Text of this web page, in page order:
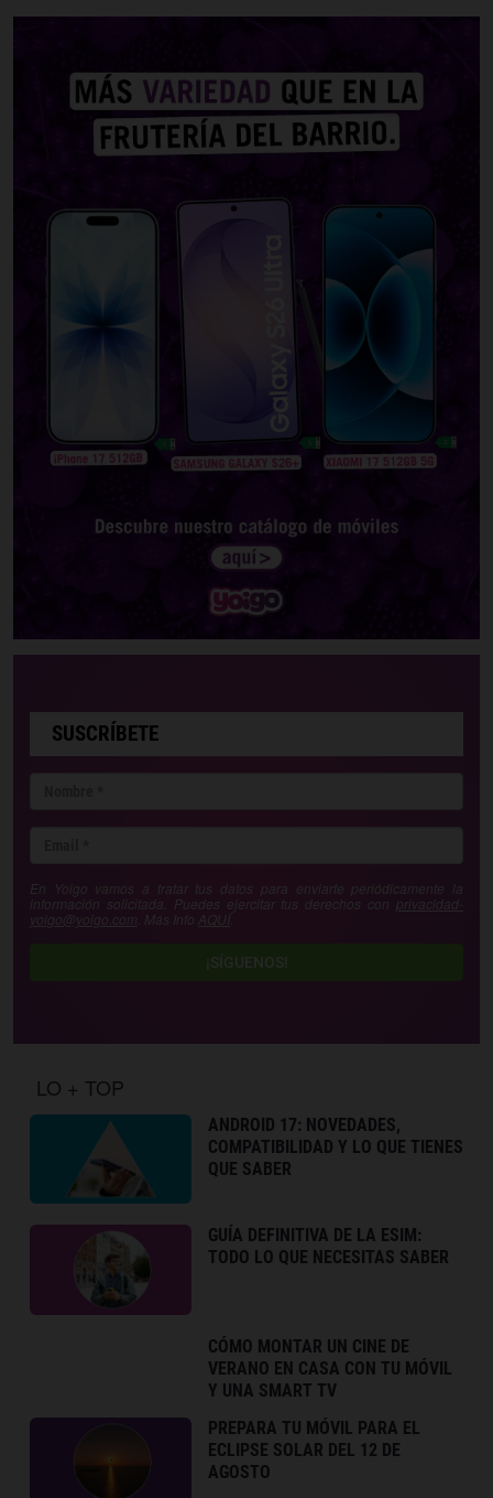
SUSCRÍBETE
En Yoigo vamos a tratar tus datos para enviarte periódicamente la
información solicitada. Puedes ejercitar tus derechos con privacidad-
yoigo@yoigo.com . Más Info AQUÍ
¡SÍGUENOS!
LO + TOP
ANDROID 17: NOVEDADES,
COMPATIBILIDAD Y LO QUE TIENES
QUE SABER
GUÍA DEFINITIVA DE LA ESIM:
TODO LO QUE NECESITAS SABER
CÓMO MONTAR UN CINE DE
VERANO EN CASA CON TU MÓVIL
Y UNA SMART TV
PREPARA TU MÓVIL PARA EL
ECLIPSE SOLAR DEL 12 DE
AGOSTO